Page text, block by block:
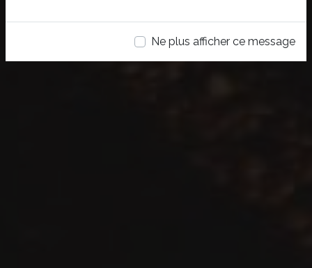
Ne plus afficher ce message